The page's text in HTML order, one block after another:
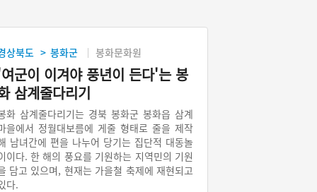
상북도 > 봉화군 봉화문화원
군이 이겨야 풍년이 든다'는 봉
삼계줄다리기
화 삼계줄다리기는 경북 봉화군 봉화읍 삼계
을에서 정월대보름에 게줄 형태로 줄을 제작
남녀간에 편을 나누어 당기는 집단적 대동놀
이다. 한 해의 풍요를 기원하는 지역민의 기원
담고 있으며, 현재는 가을철 축제에 재현되고
다.